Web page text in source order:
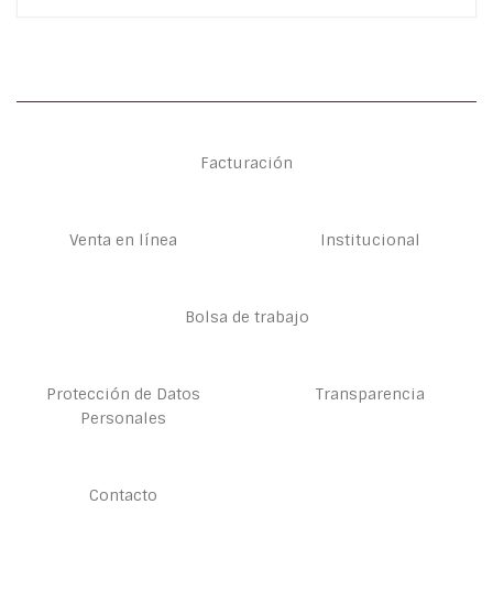
Facturación
Venta en línea Institucional
Bolsa de trabajo
Protección de Datos
Personales
Transparencia
Contacto